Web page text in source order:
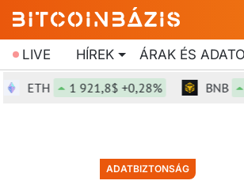
LIVE HÍREK ÁRAK ÉS
1 921,8$ +0,28% BNB
ADATBIZTONSÁG